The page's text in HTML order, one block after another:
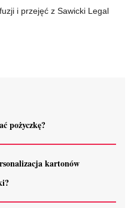
i przejęć z Sawicki Legal
pożyczkę?
kartonów